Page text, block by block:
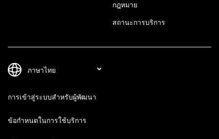
กฎหมาย
สถานะการบริการ
การเข้าสู่ระบบสำหรับผู้พัฒนา
ข้อกำหนดในการใช้บริการ